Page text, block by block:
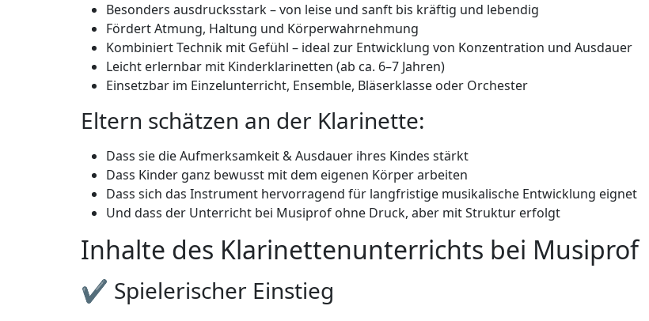
Besonders ausdrucksstark – von leise und sanft bis kräftig und lebendig
Fördert Atmung, Haltung und Körperwahrnehmung
Kombiniert Technik mit Gefühl – ideal zur Entwicklung von Konzentration und Ausdauer
Leicht erlernbar mit Kinderklarinetten (ab ca. 6–7 Jahren)
Einsetzbar im Einzelunterricht, Ensemble, Bläserklasse oder Orchester
Eltern schätzen an der Klarinette:
Dass sie die Aufmerksamkeit & Ausdauer ihres Kindes stärkt
Dass Kinder ganz bewusst mit dem eigenen Körper arbeiten
Dass sich das Instrument hervorragend für langfristige musikalische Entwicklung eignet
Und dass der Unterricht bei Musiprof ohne Druck, aber mit Struktur erfolgt
Inhalte des Klarinettenunterrichts bei Musiprof
✔ Spielerischer Einstieg